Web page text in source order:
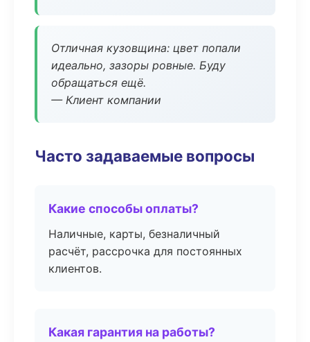
Отличная кузовщина: цвет попали
идеально, зазоры ровные. Буду
обращаться ещё.
— Клиент компании
Часто задаваемые вопросы
Какие способы оплаты?
Наличные, карты, безналичный
расчёт, рассрочка для постоянных
клиентов.
Какая гарантия на работы?